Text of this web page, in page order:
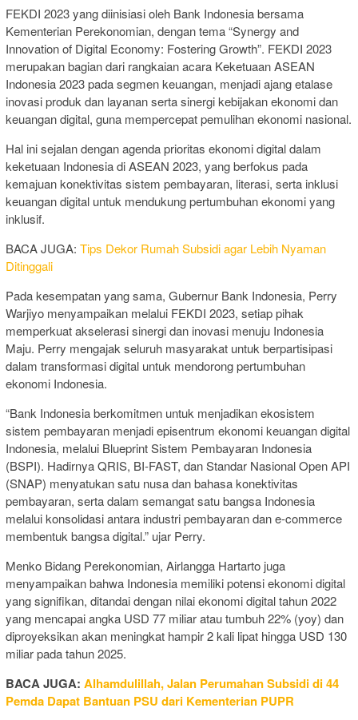
FEKDI 2023 yang diinisiasi oleh Bank Indonesia bersama
Kementerian Perekonomian, dengan tema “Synergy and
Innovation of Digital Economy: Fostering Growth”. FEKDI 2023
merupakan bagian dari rangkaian acara Keketuaan ASEAN
Indonesia 2023 pada segmen keuangan, menjadi ajang etalase
inovasi produk dan layanan serta sinergi kebijakan ekonomi dan
keuangan digital, guna mempercepat pemulihan ekonomi nasional.
Hal ini sejalan dengan agenda prioritas ekonomi digital dalam
keketuaan Indonesia di ASEAN 2023, yang berfokus pada
kemajuan konektivitas sistem pembayaran, literasi, serta inklusi
keuangan digital untuk mendukung pertumbuhan ekonomi yang
inklusif.
BACA JUGA: Tips Dekor Rumah Subsidi agar Lebih Nyaman
Ditinggali
Pada kesempatan yang sama, Gubernur Bank Indonesia, Perry
Warjiyo menyampaikan melalui FEKDI 2023, setiap pihak
memperkuat akselerasi sinergi dan inovasi menuju Indonesia
Maju. Perry mengajak seluruh masyarakat untuk berpartisipasi
dalam transformasi digital untuk mendorong pertumbuhan
ekonomi Indonesia.
“Bank Indonesia berkomitmen untuk menjadikan ekosistem
sistem pembayaran menjadi episentrum ekonomi keuangan digital
Indonesia, melalui Blueprint Sistem Pembayaran Indonesia
(BSPI). Hadirnya QRIS, BI-FAST, dan Standar Nasional Open API
(SNAP) menyatukan satu nusa dan bahasa konektivitas
pembayaran, serta dalam semangat satu bangsa Indonesia
melalui konsolidasi antara industri pembayaran dan e-commerce
membentuk bangsa digital.” ujar Perry.
Menko Bidang Perekonomian, Airlangga Hartarto juga
menyampaikan bahwa Indonesia memiliki potensi ekonomi digital
yang signifikan, ditandai dengan nilai ekonomi digital tahun 2022
yang mencapai angka USD 77 miliar atau tumbuh 22% (yoy) dan
diproyeksikan akan meningkat hampir 2 kali lipat hingga USD 130
miliar pada tahun 2025.
BACA JUGA: Alhamdulillah, Jalan Perumahan Subsidi di 44
Pemda Dapat Bantuan PSU dari Kementerian PUPR